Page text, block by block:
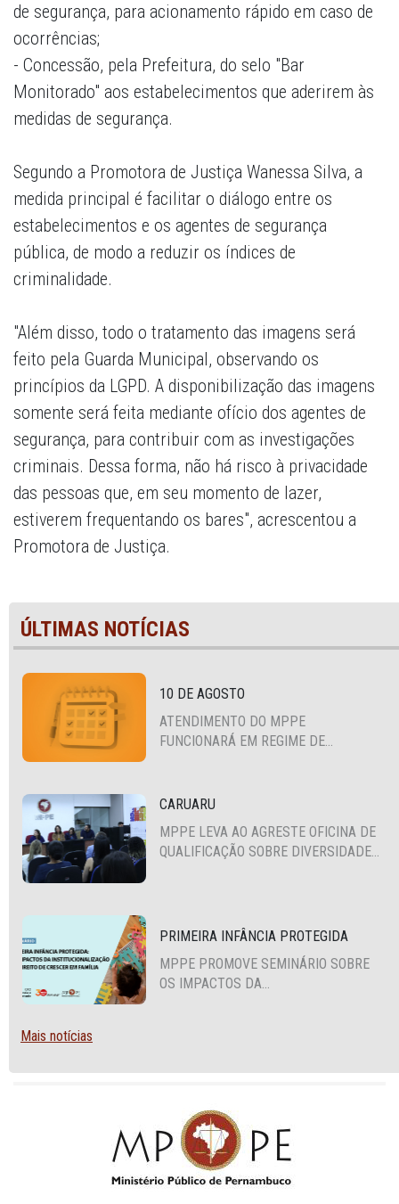
de segurança, para acionamento rápido em caso de
ocorrências;
- Concessão, pela Prefeitura, do selo "Bar
Monitorado" aos estabelecimentos que aderirem às
medidas de segurança.
Segundo a Promotora de Justiça Wanessa Silva, a
medida principal é facilitar o diálogo entre os
estabelecimentos e os agentes de segurança
pública, de modo a reduzir os índices de
criminalidade.
"Além disso, todo o tratamento das imagens será
feito pela Guarda Municipal, observando os
princípios da LGPD. A disponibilização das imagens
somente será feita mediante ofício dos agentes de
segurança, para contribuir com as investigações
criminais. Dessa forma, não há risco à privacidade
das pessoas que, em seu momento de lazer,
estiverem frequentando os bares", acrescentou a
Promotora de Justiça.
ÚLTIMAS NOTÍCIAS
10 DE AGOSTO
ATENDIMENTO DO MPPE
FUNCIONARÁ EM REGIME DE
CARUARU
MPPE LEVA AO AGRESTE OFICINA DE
QUALIFICAÇÃO SOBRE DIVERSIDADE
PRIMEIRA INFÂNCIA PROTEGIDA
MPPE PROMOVE SEMINÁRIO SOBRE
OS IMPACTOS DA
Mais notícias